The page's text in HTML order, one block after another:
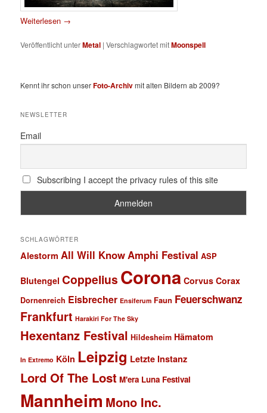
Weiterlesen →
Veröffentlicht unterMetal |Verschlagwortet mitMoonspell
Kennt ihr schon unserFoto-Archivmit alten Bildern ab 2009?
NEWSLETTER
Email
Subscribing I accept the privacy rules of this site
SCHLAGWÖRTER
Alestorm All Will KnowAmphi Festival ASP
Blutengel Coppelius Corona Corvus Corax
Dornenreich Eisbrecher Ensiferum Faun Feuerschwanz
Frankfurt Harakiri For The Sky
Hexentanz Festival Hildesheim Hämatom
In Extremo Köln Leipzig Letzte Instanz
Lord Of The Lost M'era Luna Festival
Mannheim Mono Inc.